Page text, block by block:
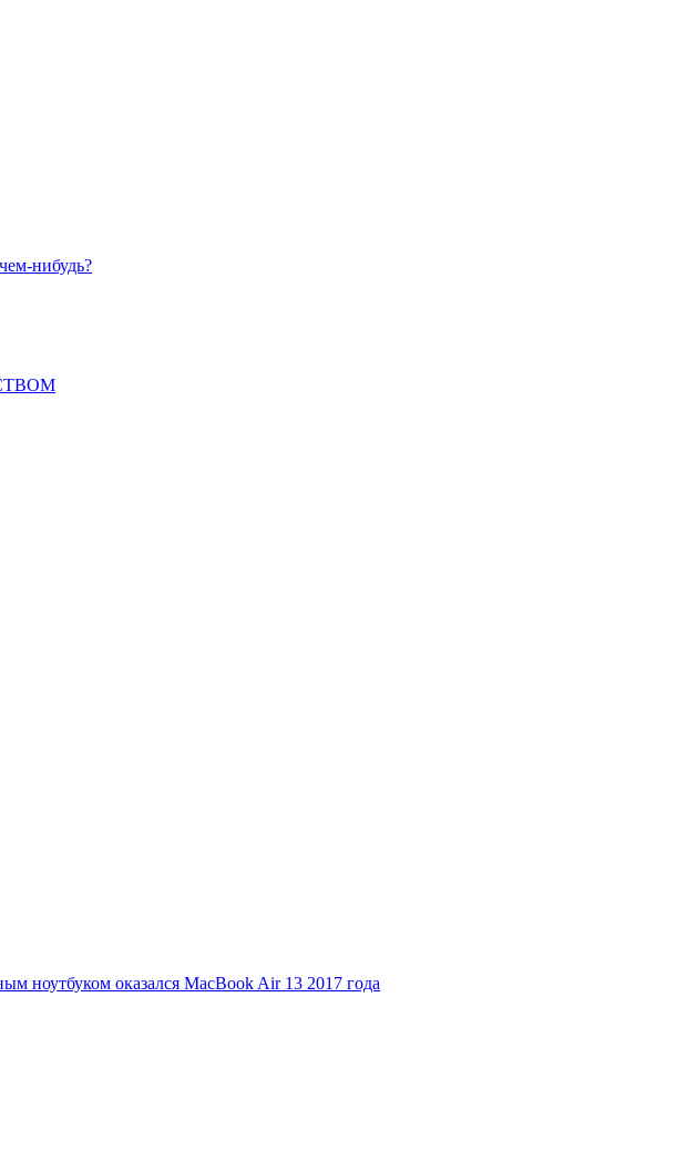
нибудь?
ноутбуком оказался MacBook Air 13 2017 года